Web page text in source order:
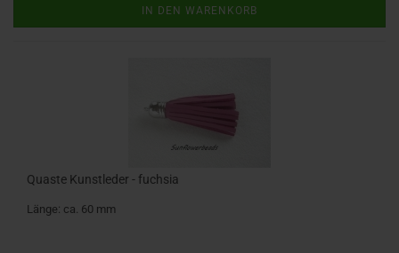
IN DEN WARENKORB
Quaste Kunstleder - fuchsia
Länge: ca. 60 mm